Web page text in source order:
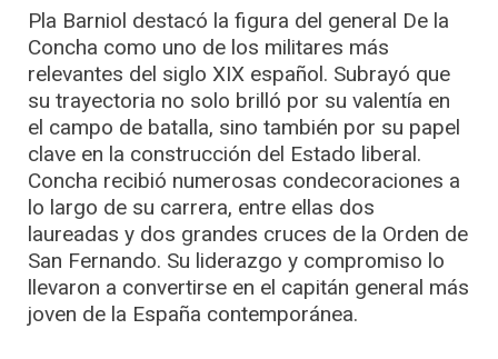
Pla Barniol destacó la figura del general De la
Concha como uno de los militares más
relevantes del siglo XIX español. Subrayó que
su trayectoria no solo brilló por su valentía en
el campo de batalla, sino también por su papel
clave en la construcción del Estado liberal.
Concha recibió numerosas condecoraciones a
lo largo de su carrera, entre ellas dos
laureadas y dos grandes cruces de la Orden de
San Fernando. Su liderazgo y compromiso lo
llevaron a convertirse en el capitán general más
joven de la España contemporánea.